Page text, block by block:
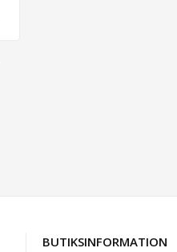
BUTIKSINFORMATION